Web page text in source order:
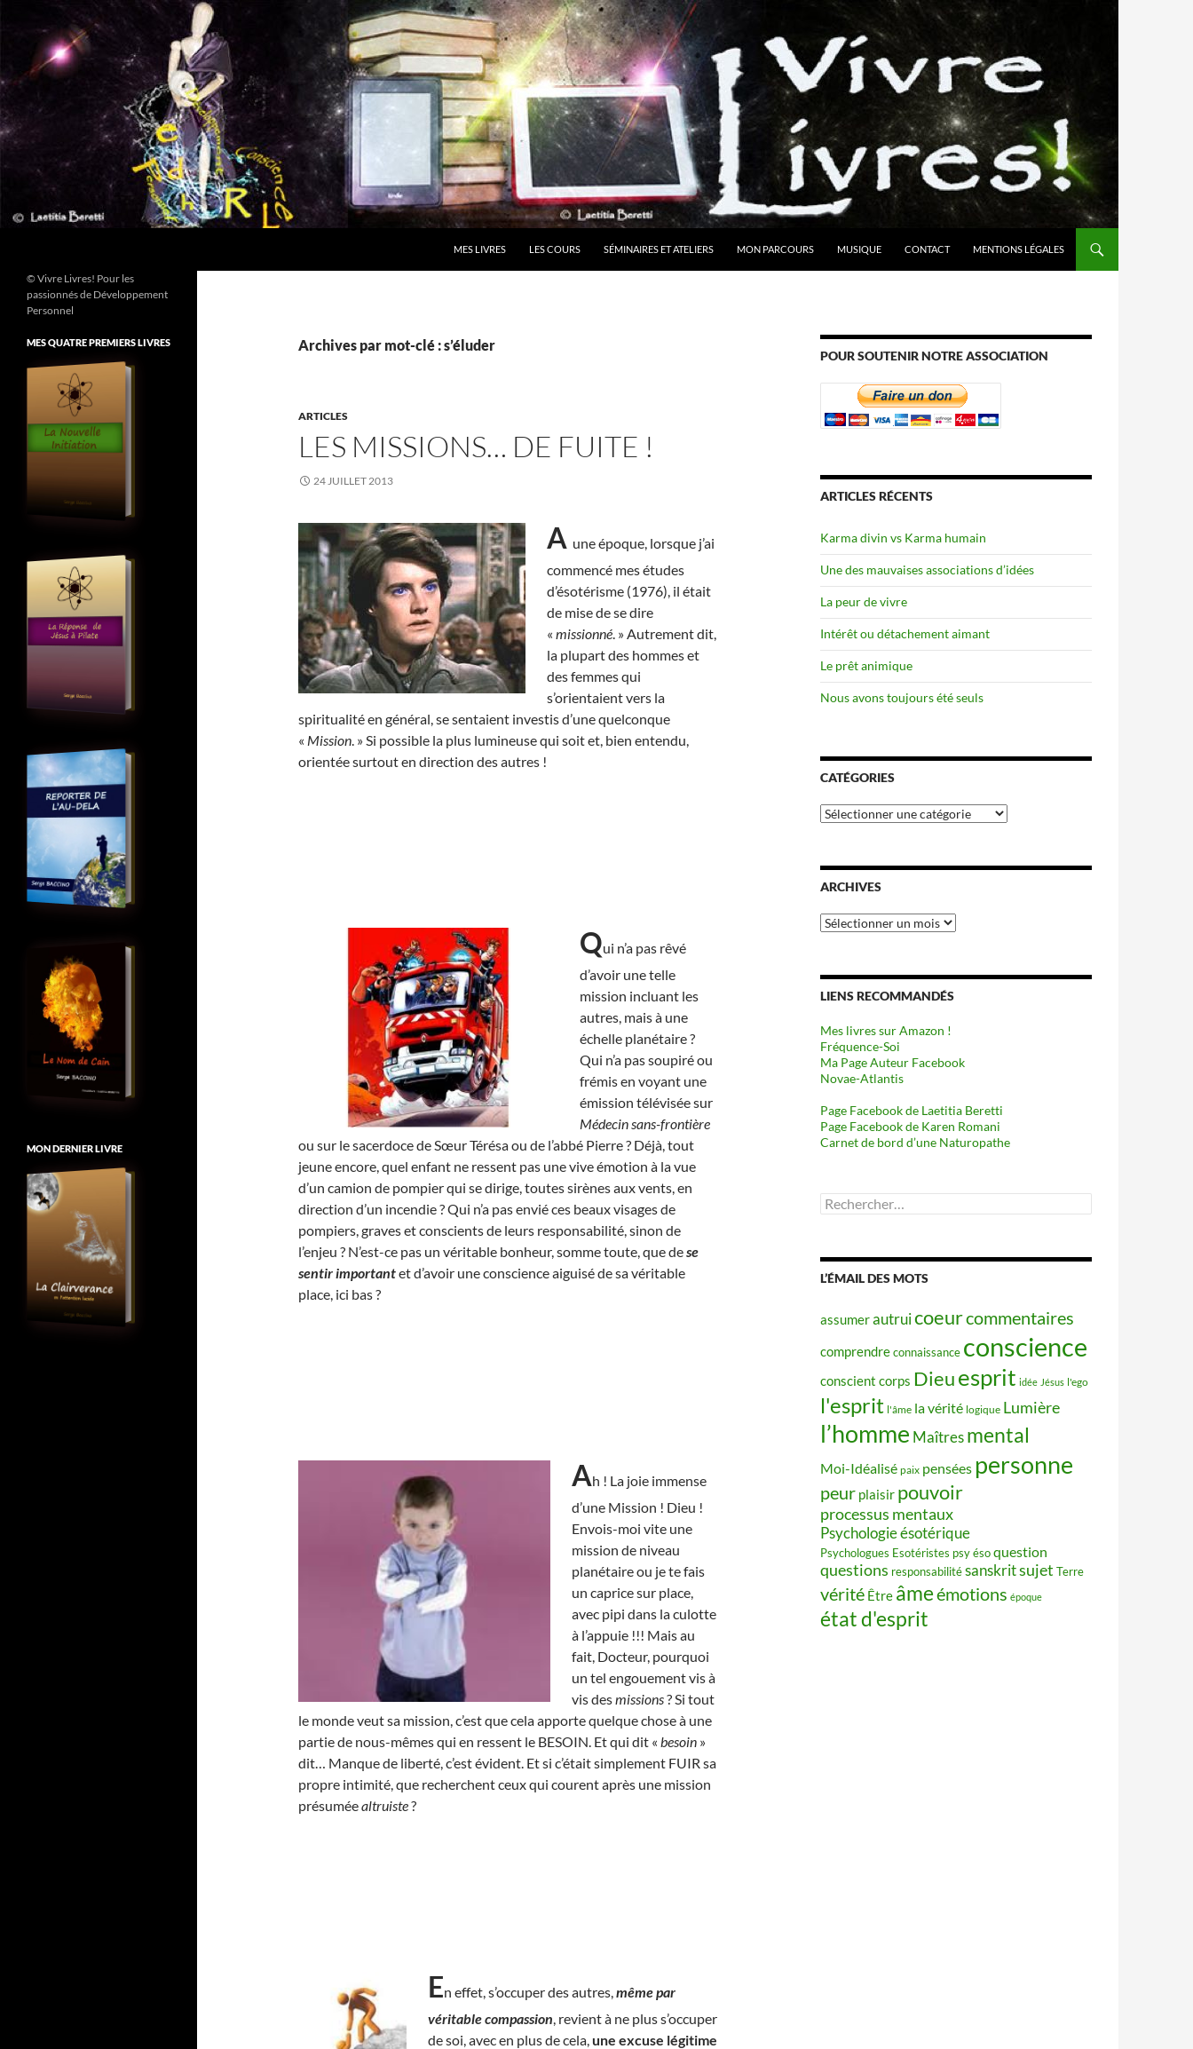
contenu
MES LIVRES LES COURS SÉMINAIRES ET ATELIERS MON PARCOURS MUSIQUE CONTACT MENTIONS LÉGALES
Archives par mot-clé : s’éluder
ARTICLES
LES MISSIONS… DE FUITE !
24 JUILLET 2013
A une époque, lorsque j’ai
commencé mes études
d’ésotérisme (1976), il était
de mise de se dire
« missionné. » Autrement dit,
la plupart des hommes et
des femmes qui
s’orientaient vers la
spiritualité en général, se sentaient investis d’une quelconque
« Mission. » Si possible la plus lumineuse qui soit et, bien entendu,
orientée surtout en direction des autres !
Qui n’a pas rêvé
d’avoir une telle
mission incluant les
autres, mais à une
échelle planétaire ?
Qui n’a pas soupiré ou
frémis en voyant une
émission télévisée sur
Médecin sans-frontière
ou sur le sacerdoce de Sœur Térésa ou de l’abbé Pierre ? Déjà, tout
jeune encore, quel enfant ne ressent pas une vive émotion à la vue
d’un camion de pompier qui se dirige, toutes sirènes aux vents, en
direction d’un incendie ? Qui n’a pas envié ces beaux visages de
pompiers, graves et conscients de leurs responsabilité, sinon de
l’enjeu ? N’est-ce pas un véritable bonheur, somme toute, que dese
sentir importantet d’avoir une conscience aiguisé de sa véritable
place, ici bas ?
Ah ! La joie immense
d’une Mission ! Dieu !
Envois-moi vite une
mission de niveau
planétaire ou je te fais
un caprice sur place,
avec pipi dans la culotte
à l’appuie !!! Mais au
fait, Docteur, pourquoi
un tel engouement vis à
vis desmissions? Si tout
le monde veut sa mission, c’est que cela apporte quelque chose à une
partie de nous-mêmes qui en ressent le BESOIN. Et qui dit « besoin »
dit… Manque de liberté, c’est évident. Et si c’était simplement FUIR sa
propre intimité, que recherchent ceux qui courent après une mission
présuméealtruiste?
En effet, s’occuper des autres,même par
véritable compassion, revient à ne plus s’occuper
de soi, avec en plus de cela,une excuse légitime
POUR SOUTENIR NOTRE ASSOCIATION
ARTICLES RÉCENTS
Karma divin vs Karma humain
Une des mauvaises associations d’idées
La peur de vivre
Intérêt ou détachement aimant
Le prêt animique
Nous avons toujours été seuls
CATÉGORIES
Catégories
ARCHIVES
Archives
LIENS RECOMMANDÉS
Mes livres sur Amazon !
Fréquence-Soi
Ma Page Auteur Facebook
Novae-Atlantis
Page Facebook de Laetitia Beretti
Page Facebook de Karen Romani
Carnet de bord d’une Naturopathe
Rechercher :
L’ÉMAIL DES MOTS
assumerautruicoeurcommentaires
comprendreconnaissance conscience
conscient corps Dieuesprit idée Jésus l'ego
l'esprit l'âme la vérité logique Lumière
l’homme Maîtres mental
Moi-Idéalisé paix pensées personne
peur plaisir pouvoir
processus mentaux
Psychologie ésotérique
Psychologues Esotéristes psy ésoquestion
questions responsabilitésanskritsujet Terre
vérité Être âmeémotions époque
état d'esprit
© Vivre Livres! Pour les
passionnés de Développement
Personnel
MES QUATRE PREMIERS LIVRES
MON DERNIER LIVRE